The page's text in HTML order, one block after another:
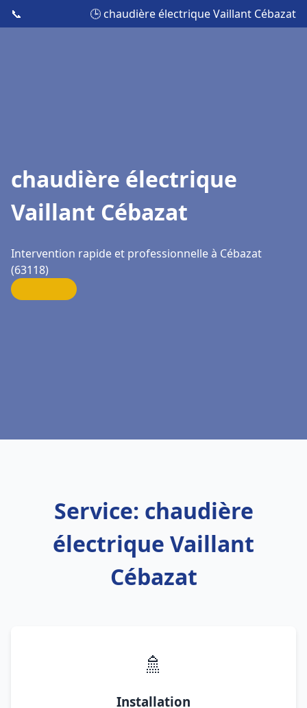
📞 🕒 chaudière électrique Vaillant Cébazat
chaudière électrique
Vaillant Cébazat
Intervention rapide et professionnelle à Cébazat
(63118)
Service: chaudière
électrique Vaillant
Cébazat
🚿
Installation